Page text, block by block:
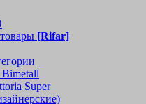
[Rifar]
Super